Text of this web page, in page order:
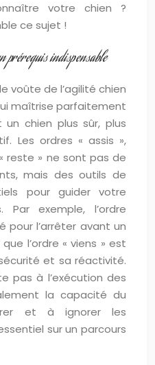
votre chien ?
ce sujet !
prérequis indispensable
voûte de l’agilité chien
maîtrise parfaitement
chien plus sûr, plus
Les ordres « assis »,
reste » ne sont pas de
mais des outils de
pour guider votre
exemple, l’ordre
pour l’arrêter avant un
l’ordre « viens » est
et sa réactivité.
pas à l’exécution des
la capacité du
et à ignorer les
sur un parcours